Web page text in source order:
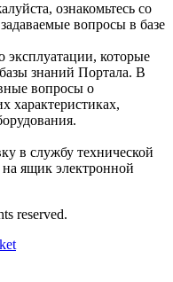
ознакомьтесь со
вопросы в базе
эксплуатации, которые
знаний Портала. В
вопросы о
характеристиках,
в службу технической
ящик электронной
reserved.